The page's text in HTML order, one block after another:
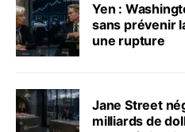
Yen :
sans prévenir
une rupture
Jane Street
milliards de